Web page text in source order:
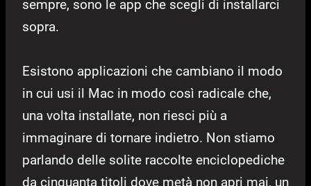
sempre, sono le app che scegli di installarci
sopra.
Esistono applicazioni che cambiano il modo
in cui usi il Mac in modo così radicale che,
una volta installate, non riesci più a
immaginare di tornare indietro. Non stiamo
parlando delle solite raccolte enciclopediche
da cinquanta titoli dove metà non apri mai, un